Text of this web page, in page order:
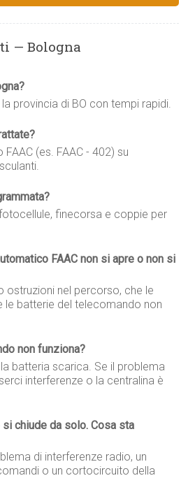
— Bologna
provincia di BO con tempi rapidi.
(es. FAAC - 402) su
finecorsa e coppie per
FAAC non si apre o non si
ostruzioni nel percorso, che le
le batterie del telecomando non
non funziona?
batteria scarica. Se il problema
interferenze o la centralina è
chiude da solo. Cosa sta
di interferenze radio, un
o un cortocircuito della